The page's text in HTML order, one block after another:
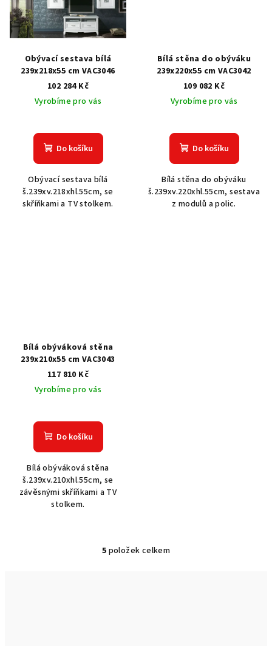
Obývací sestava bílá
239x218x55 cm VAC3046
102 284 Kč
Vyrobíme pro vás
Do košíku
Obývací sestava bílá
š.239xv.218xhl.55cm, se
skříňkami a TV stolkem.
Bílá stěna do obýváku
239x220x55 cm VAC3042
109 082 Kč
Vyrobíme pro vás
Do košíku
Bílá stěna do obýváku
š.239xv.220xhl.55cm, sestava
z modulů a polic.
Bílá obýváková stěna
239x210x55 cm VAC3043
117 810 Kč
Vyrobíme pro vás
Do košíku
Bílá obýváková stěna
š.239xv.210xhl.55cm, se
závěsnými skříňkami a TV
stolkem.
O
5 položek celkem